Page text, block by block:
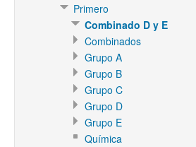
Primero
Combinado D y E
Combinados
Grupo A
Grupo B
Grupo C
Grupo D
Grupo E
Química